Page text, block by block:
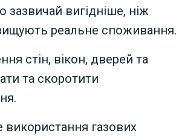
вигідніше, ніж
реальне споживання.
стін, вікон, дверей та
та скоротити
використання газових